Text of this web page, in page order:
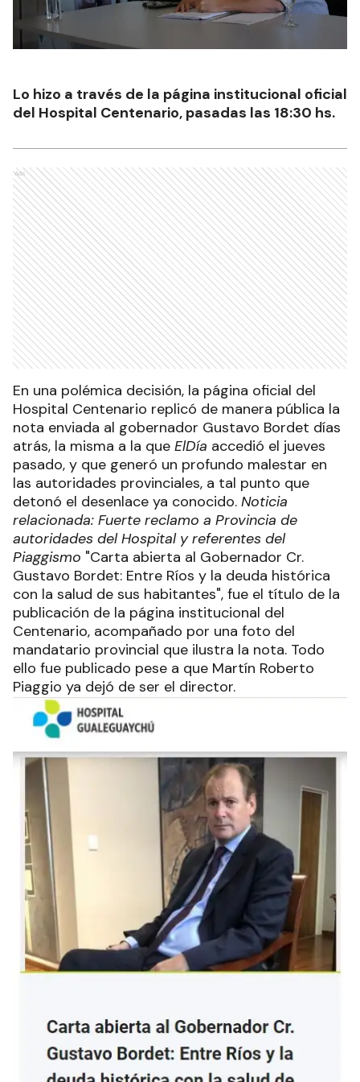
Lo hizo a través de la página institucional oficial
del Hospital Centenario, pasadas las 18:30 hs.
Ads
En una polémica decisión, la página oficial del
Hospital Centenario replicó de manera pública la
nota enviada al gobernador Gustavo Bordet días
atrás, la misma a la que ElDía accedió el jueves
pasado, y que generó un profundo malestar en
las autoridades provinciales, a tal punto que
detonó el desenlace ya conocido. Noticia
relacionada: Fuerte reclamo a Provincia de
autoridades del Hospital y referentes del
Piaggismo "Carta abierta al Gobernador Cr.
Gustavo Bordet: Entre Ríos y la deuda histórica
con la salud de sus habitantes", fue el título de la
publicación de la página institucional del
Centenario, acompañado por una foto del
mandatario provincial que ilustra la nota. Todo
ello fue publicado pese a que Martín Roberto
Piaggio ya dejó de ser el director.